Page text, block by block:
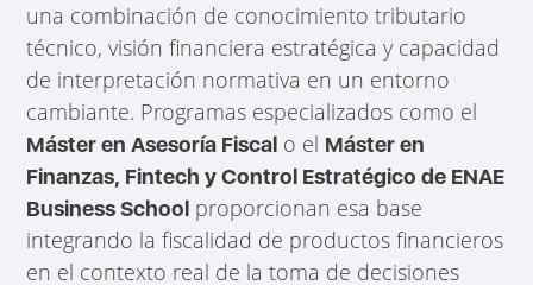
una combinación de conocimiento tributario
técnico, visión financiera estratégica y capacidad
de interpretación normativa en un entorno
cambiante. Programas especializados como el
Máster en Asesoría Fiscal o el Máster en
Finanzas, Fintech y Control Estratégico de ENAE
Business School proporcionan esa base
integrando la fiscalidad de productos financieros
en el contexto real de la toma de decisiones